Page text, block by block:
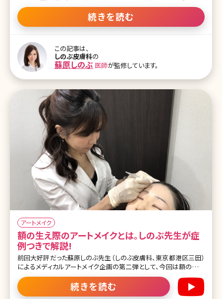
シーな唇、赤ちゃんのようなくすみのないクリアな唇、口角が上がっ
た華やかな唇。あなたの理想はどのような唇ですか?アートメイクに
よって理想の唇、印象的な唇を手に入れませんか? デリケートな部分
は黒くなったりすると特に目立つ場所なので、施術している間はでき
るだけ色味のある化粧品、口紅は避けたほうがいいと思います ー唇
のアートメイクについてお伺いします。唇は皮膚の中でも薄い部位で
すが、施術後の腫れはありますか? しのぶ先生（以下S）：おっしゃる通
り、唇はほかの場所と違って皮膚が薄いので、終わったあとに少しぼ
も引きが早いで
続きを読む
この記事は、
しのぶ皮膚科の
蘇原しのぶ 医師が監修しています。
アートメイク
額の生え際のアートメイクとは。しのぶ先生が症
例つきで解説!
前回大好評だった蘇原しのぶ先生（しのぶ皮膚科、東京都港区三田）
によるメディカルアートメイク企画の第二弾として、今回は額の生え
際のアートメイクについて解説してもらいました。 小顔になりたい、
最近額が広くなった気がする、髪の毛が瘦せ細り、生え際の薄毛が気
になってきた方など必見の内容です! 大きく印象が変わる気になる額
続きを読む